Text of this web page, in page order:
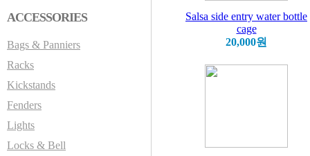
ACCESSORIES
Bags & Panniers
Racks
Kickstands
Fenders
Lights
Locks & Bell
Salsa side entry water bottle
cage
20,000원